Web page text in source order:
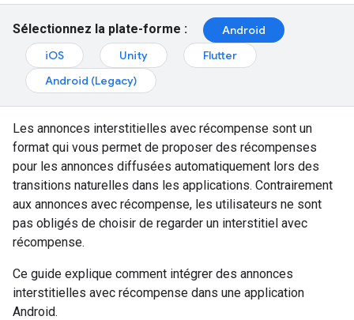
Sélectionnez la plate-forme :
Android
iOS
Unity
Flutter
Android (Legacy)
Les annonces interstitielles avec récompense sont un
format qui vous permet de proposer des récompenses
pour les annonces diffusées automatiquement lors des
transitions naturelles dans les applications. Contrairement
aux annonces avec récompense, les utilisateurs ne sont
pas obligés de choisir de regarder un interstitiel avec
récompense.
Ce guide explique comment intégrer des annonces
interstitielles avec récompense dans une application
Android.